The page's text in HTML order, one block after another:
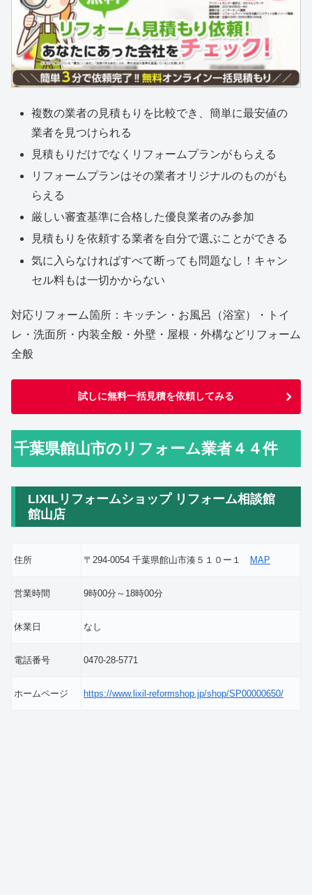
複数の業者の見積もりを比較でき、簡単に最安値の
業者を見つけられる
見積もりだけでなくリフォームプランがもらえる
リフォームプランはその業者オリジナルのものがも
らえる
厳しい審査基準に合格した優良業者のみ参加
見積もりを依頼する業者を自分で選ぶことができる
気に入らなければすべて断っても問題なし！キャン
セル料もは一切かからない
対応リフォーム箇所：キッチン・お風呂（浴室）・トイ
レ・洗面所・内装全般・外壁・屋根・外構などリフォーム
全般
試しに無料一括見積を依頼してみる
千葉県館山市のリフォーム業者４４件
LIXILリフォームショップ リフォーム相談館
館山店
住所 〒294-0054 千葉県館山市湊５１０ー１ MAP
営業時間 9時00分～18時00分
休業日 なし
電話番号 0470-28-5771
ホームページ https://www.lixil-reformshop.jp/shop/SP00000650/